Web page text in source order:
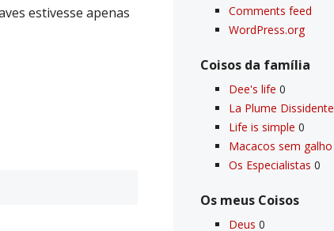
estivesse apenas
Comments feed
WordPress.org
Coisos da famí­lia
Dee's life 0
La Plume Dissidente
Life is simple 0
Macacos sem galho
Os Especialistas 0
Os meus Coisos
Deus 0